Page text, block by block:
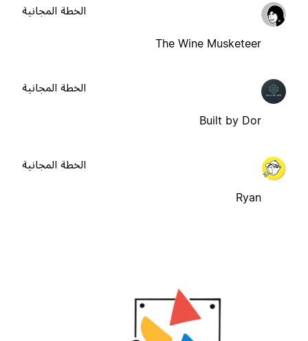
The Wine Musketeer
الخطة المجانية
Built by Dor
الخطة المجانية
Ryan
الخطة المجانية